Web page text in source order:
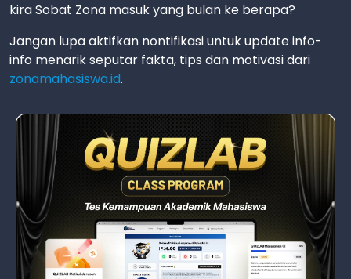
kira Sobat Zona masuk yang bulan ke berapa?
Jangan lupa aktifkan nontifikasi untuk update info-
info menarik seputar fakta, tips dan motivasi dari
zonamahasiswa.id.